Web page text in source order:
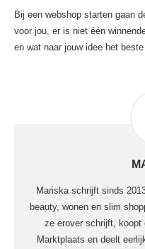
Bij een webshop starten gaan
voor jou, er is niet één
en wat naar jouw idee het beste
Mariska schrijft sinds
beauty, wonen en slim
ze erover schrijft, koopt
Marktplaats en deelt